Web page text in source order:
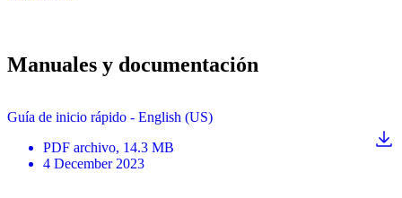
Manuales y documentación
Guía de inicio rápido - English (US)
PDF archivo, 14.3 MB
4 December 2023